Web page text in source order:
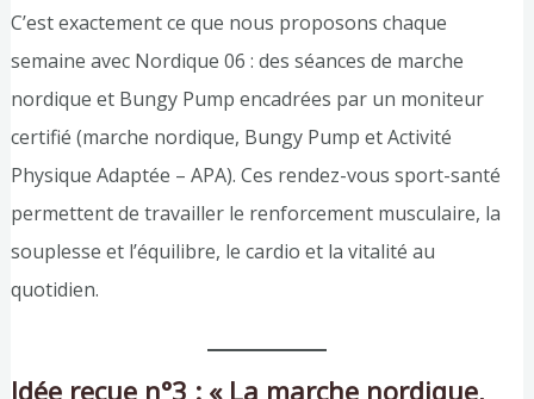
C’est exactement ce que nous proposons chaque
semaine avec Nordique 06 : des séances de marche
nordique et Bungy Pump encadrées par un moniteur
certifié (marche nordique, Bungy Pump et Activité
Physique Adaptée – APA). Ces rendez-vous sport-santé
permettent de travailler le renforcement musculaire, la
souplesse et l’équilibre, le cardio et la vitalité au
quotidien.
Idée reçue n°3 : « La marche nordique,